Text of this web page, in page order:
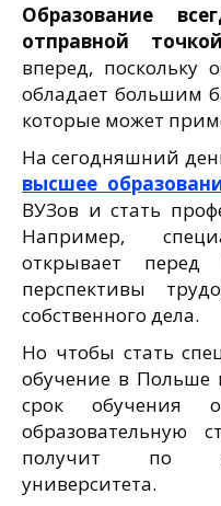
Образование
отправной
вперед, поскольку
обладает большим
которые может
На сегодняшний
высшее
ВУЗов и стать
Например,
открывает перед
перспективы
собственного дела.
Но чтобы стать
обучение в Польше
срок обучения
образовательную
получит по
университета.